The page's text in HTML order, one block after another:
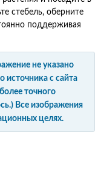
стебель, оберните
поддерживая
не указано
источника с сайта
точного
Все изображения
целях.